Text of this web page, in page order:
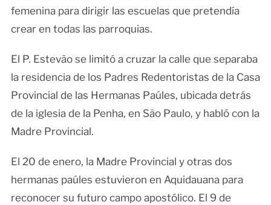
femenina para dirigir las escuelas que pretendía
crear en todas las parroquias.
El P. Estevão se limitó a cruzar la calle que separaba
la residencia de los Padres Redentoristas de la Casa
Provincial de las Hermanas Paúles, ubicada detrás
de la iglesia de la Penha, en São Paulo, y habló con la
Madre Provincial.
El 20 de enero, la Madre Provincial y otras dos
hermanas paúles estuvieron en Aquidauana para
reconocer su futuro campo apostólico. El 9 de